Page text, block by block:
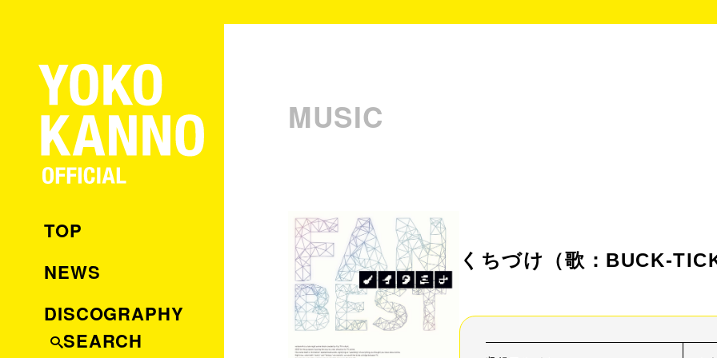
TOP
NEWS
DISCOGRAPHY
SEARCH
MUSIC
くちづけ （歌：BUCK-